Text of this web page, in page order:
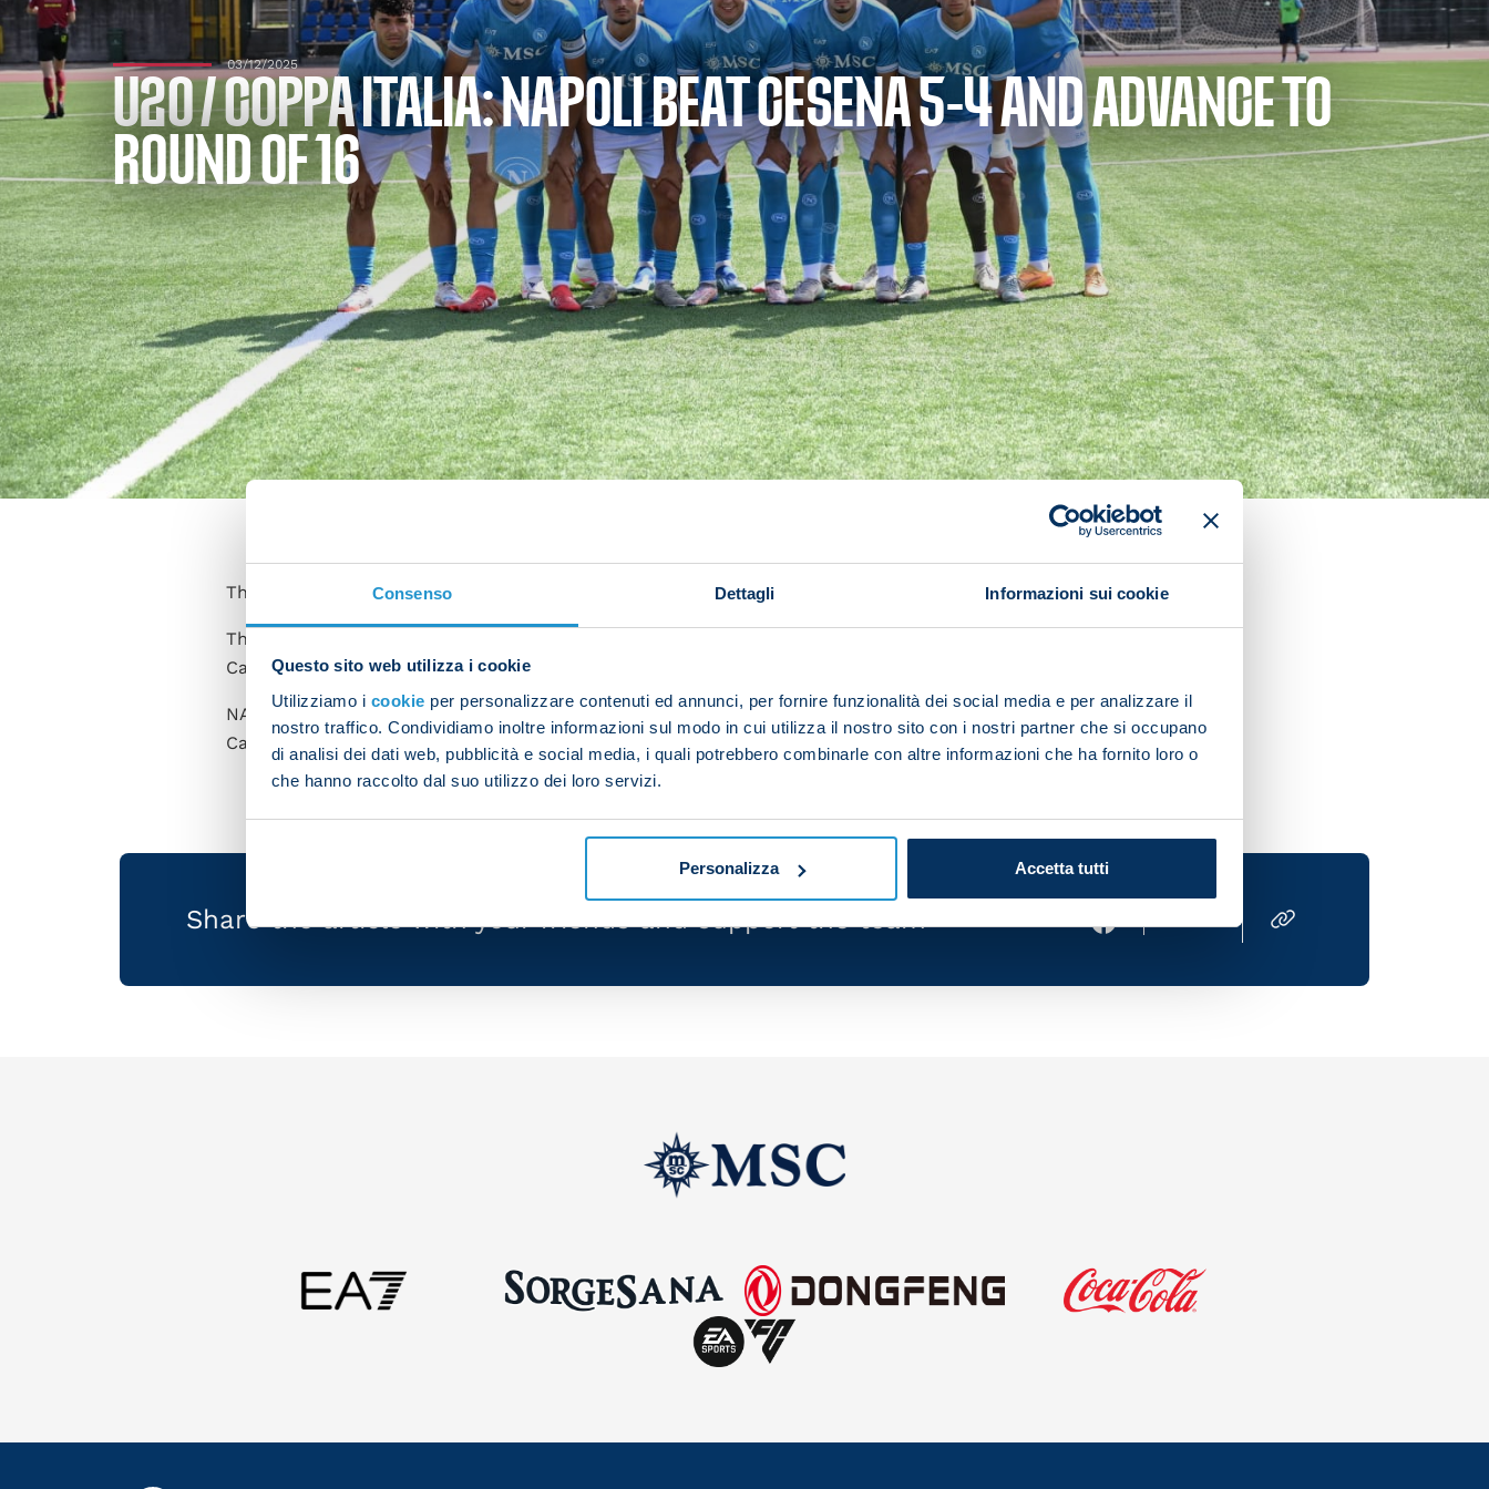
Consenso Dettagli Informazioni sui cookie
Questo sito web utilizza i cookie
Utilizziamo i cookie per personalizzare contenuti ed annunci, per fornire funzionalità dei social media e per analizzare il
nostro traffico. Condividiamo inoltre informazioni sul modo in cui utilizza il nostro sito con i nostri partner che si occupano
di analisi dei dati web, pubblicità e social media, i quali potrebbero combinarle con altre informazioni che ha fornito loro o
che hanno raccolto dal suo utilizzo dei loro servizi.
Personalizza Accetta tutti
03/12/2025
U20 / COPPA ITALIA: NAPOLI BEAT CESENA 5-4 AND ADVANCE TO
ROUND OF 16
The Napoli U20 team won against Cesena 5-4 away from home in the Coppa Italia Round of 32.
The team have advanced to the Round of 16. Manuel Nardozi, Francesco Eletto, Salvatore De Martino, Umberto
Camelio (penalty) and Giuseppe D’Angelo scored for Napoli.
NAPOLI: Pugliese, De Luca, Nardozi (Iovine 75), Prisco (Olivieri 62), D’Angelo, Anic (Melnyk 75), Camelio (Testa 62),
Caucci, Eletto, Gorica, S. De Martino (G. De Martino 55). Coach: Rocco
Share the article with your friends and support the team